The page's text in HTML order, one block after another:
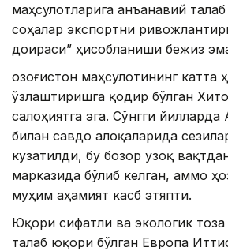
маҳсулотларига анъанавий
соҳалар экспортни
доираси” ҳисобланиши бежиз
Қозоғистон маҳсулотининг катта
ўзлаштиришга қодир бўлган
салоҳиятга эга. Сўнгги
билан савдо алоқаларида
кузатилди, бу бозор узоқ
марказида бўлиб келган, аммо
муҳим аҳамият касб этяпти.
Юқори сифатли ва экологик тоза
талаб юқори бўлган Европа